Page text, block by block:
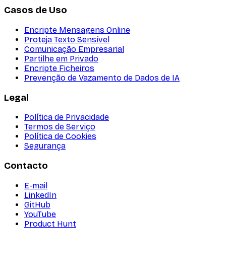
Casos de Uso
Encripte Mensagens Online
Proteja Texto Sensível
Comunicação Empresarial
Partilhe em Privado
Encripte Ficheiros
Prevenção de Vazamento de Dados de IA
Legal
Política de Privacidade
Termos de Serviço
Política de Cookies
Segurança
Contacto
E-mail
LinkedIn
GitHub
YouTube
Product Hunt